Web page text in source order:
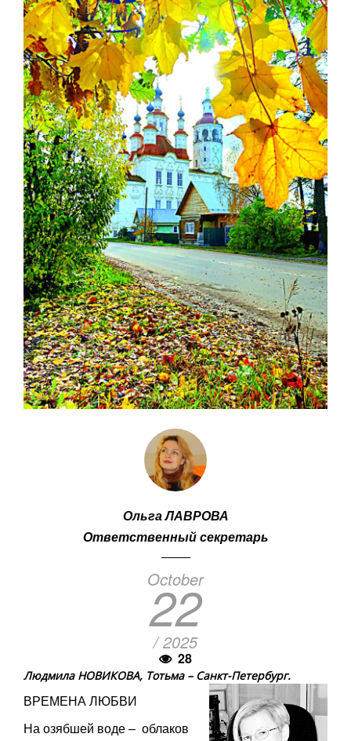
Ольга ЛАВРОВА
Ответственный секретарь
October
22
/ 2025
28
Людмила НОВИКОВА, Тотьма – Санкт-Петербург.
ВРЕМЕНА ЛЮБВИ
На озябшей воде – облаков